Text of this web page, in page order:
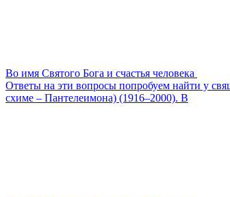
Во имя Святого Бога и счастья человека
Ответы на эти вопросы попробуем найти у
схиме – Пантелеимона) (1916–2000). В